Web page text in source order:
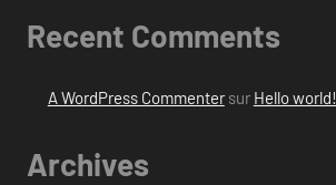
Recent Comments
A WordPress Commentersur Hello world!
Archives